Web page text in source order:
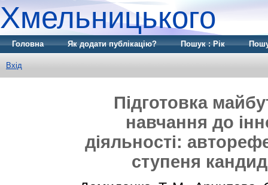
Хмельницького
Головна Як додати публікацію? Пошук : Рік
Вхід
Підготовка
навчання до
діяльності:
ступеня